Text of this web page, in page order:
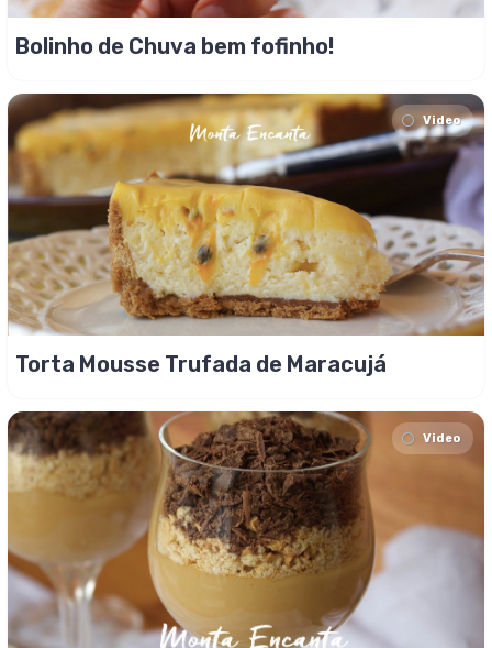
Bolinho de Chuva bem fofinho!
Video
Torta Mousse Trufada de Maracujá
Video